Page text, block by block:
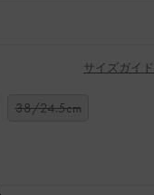
サイズガイド
38/24.5cm